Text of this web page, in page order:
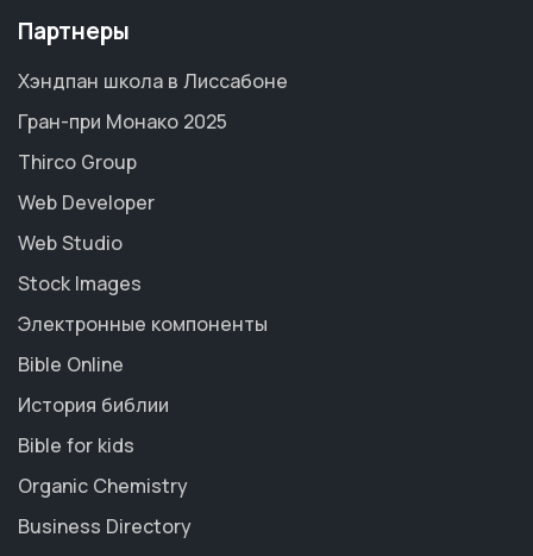
Партнеры
Хэндпан школа в Лиссабоне
Гран-при Монако 2025
Thirco Group
Web Developer
Web Studio
Stock Images
Электронные компоненты
Bible Online
История библии
Bible for kids
Organic Chemistry
Business Directory